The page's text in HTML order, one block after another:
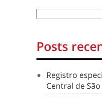
Posts
Registro
Central de